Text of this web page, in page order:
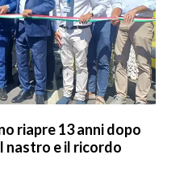
riapre 13 anni dopo
nastro e il ricordo